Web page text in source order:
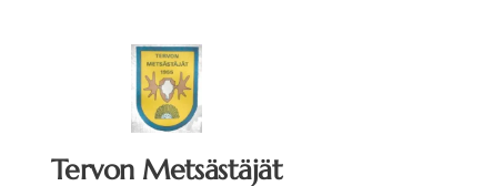
Tervon Metsästäjät